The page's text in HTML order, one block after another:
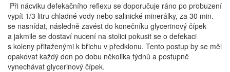
Při nácviku defekačního reflexu se doporučuje ráno po probuzení
vypít 1/3 litru chladné vody nebo salinické minerálky, za 30 min.
se nasnídat, následně zavést do konečníku glycerinový čípek
a jakmile se dostaví nucení na stolici pokusit se o defekaci
s koleny přitaženými k břichu v předklonu. Tento postup by se měl
opakovat každý den po dobu několika týdnů a postupně
vynechávat glycerinový čípek.